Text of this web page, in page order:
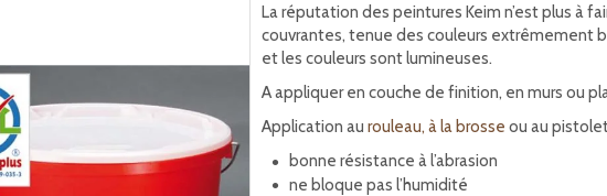
La réputation des peintures Keim n’est plus à
couvrantes, tenue des couleurs extrêmement
et les couleurs sont lumineuses.
A appliquer en couche de finition, en murs ou
Application aurouleau, à la brosse ou au
bonne résistance à l’abrasion
ne bloque pas l’humidité